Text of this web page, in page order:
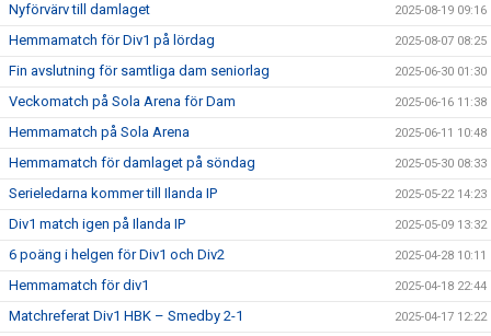
Nyförvärv till damlaget 2025-08-19 09:16
Hemmamatch för Div1 på lördag 2025-08-07 08:25
Fin avslutning för samtliga dam seniorlag 2025-06-30 01:30
Veckomatch på Sola Arena för Dam 2025-06-16 11:38
Hemmamatch på Sola Arena 2025-06-11 10:48
Hemmamatch för damlaget på söndag 2025-05-30 08:33
Serieledarna kommer till Ilanda IP 2025-05-22 14:23
Div1 match igen på Ilanda IP 2025-05-09 13:32
6 poäng i helgen för Div1 och Div2 2025-04-28 10:11
Hemmamatch för div1 2025-04-18 22:44
Matchreferat Div1 HBK – Smedby 2-1 2025-04-17 12:22